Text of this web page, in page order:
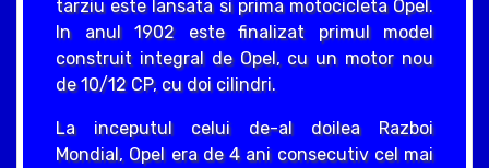
tarziu este lansata si prima motocicleta Opel.
In anul 1902 este finalizat primul model
construit integral de Opel, cu un motor nou
de 10/12 CP, cu doi cilindri.
La inceputul celui de-al doilea Razboi
Mondial, Opel era de 4 ani consecutiv cel mai